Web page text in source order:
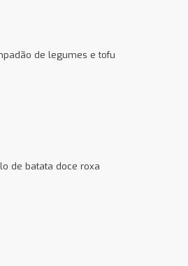
de legumes e tofu
de batata doce roxa